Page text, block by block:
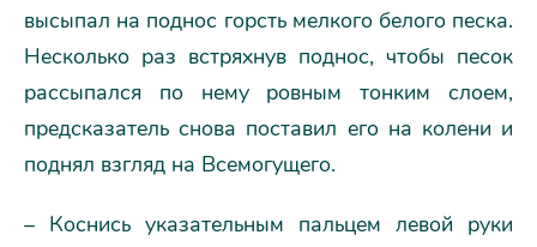
высыпал на поднос горсть мелкого белого песка.
Несколько раз встряхнув поднос, чтобы песок
рассыпался по нему ровным тонким слоем,
предсказатель снова поставил его на колени и
поднял взгляд на Всемогущего.
– Коснись указательным пальцем левой руки